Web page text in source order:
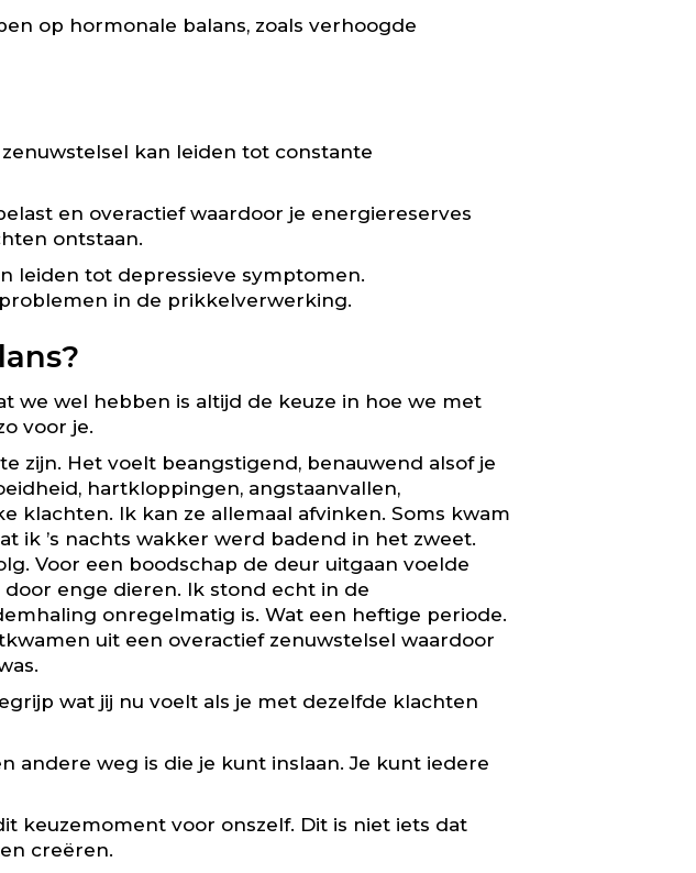
op hormonale balans, zoals verhoogde
kan leiden tot constante
en overactief waardoor je energiereserves
ontstaan.
leiden tot depressieve symptomen.
in de prikkelverwerking.
we wel hebben is altijd de keuze in hoe we met
voor je.
zijn. Het voelt beangstigend, benauwend alsof je
hartkloppingen, angstaanvallen,
klachten. Ik kan ze allemaal afvinken. Soms kwam
ik ’s nachts wakker werd badend in het zweet.
Voor een boodschap de deur uitgaan voelde
enge dieren. Ik stond echt in de
onregelmatig is. Wat een heftige periode.
uit een overactief zenuwstelsel waardoor
wat jij nu voelt als je met dezelfde klachten
andere weg is die je kunt inslaan. Je kunt iedere
keuzemoment voor onszelf. Dit is niet iets dat
creëren.